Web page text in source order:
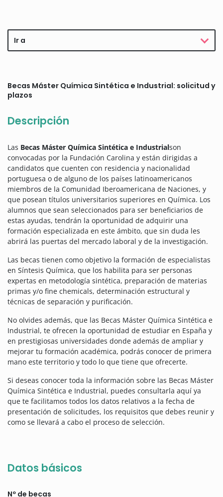
Ir a
Becas Máster Química Sintética e Industrial: solicitud y
plazos
Descripción
Las Becas Máster Química Sintética e Industrialson
convocadas por la Fundación Carolina y están dirigidas a
candidatos que cuenten con residencia y nacionalidad
portuguesa o de alguno de los países latinoamericanos
miembros de la Comunidad Iberoamericana de Naciones, y
que posean títulos universitarios superiores en Química. Los
alumnos que sean seleccionados para ser beneficiarios de
estas ayudas, tendrán la oportunidad de adquirir una
formación especializada en este ámbito, que sin duda les
abrirá las puertas del mercado laboral y de la investigación.
Las becas tienen como objetivo la formación de especialistas
en Síntesis Química, que los habilita para ser personas
expertas en metodología sintética, preparación de materias
primas y/o fine chemicals, determinación estructural y
técnicas de separación y purificación.
No olvides además, que las Becas Máster Química Sintética e
Industrial, te ofrecen la oportunidad de estudiar en España y
en prestigiosas universidades donde además de ampliar y
mejorar tu formación académica, podrás conocer de primera
mano este territorio y todo lo que tiene que ofrecerte.
Si deseas conocer toda la información sobre las Becas Máster
Química Sintética e Industrial, puedes consultarla aquí ya
que te facilitamos todos los datos relativos a la fecha de
presentación de solicitudes, los requisitos que debes reunir y
como se llevará a cabo el proceso de selección.
Datos básicos
Nº de becas